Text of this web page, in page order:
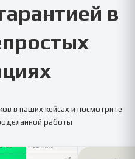
в
в наших кейсах и посмотрите
работы